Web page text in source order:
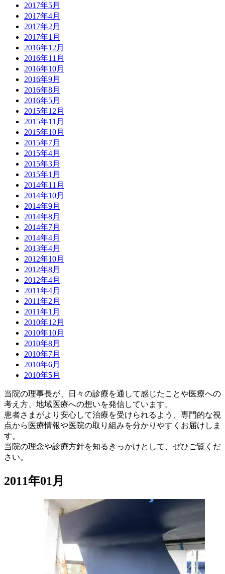
2017年5月
2017年4月
2017年2月
2017年1月
2016年12月
2016年11月
2016年10月
2016年9月
2016年8月
2016年5月
2015年12月
2015年11月
2015年10月
2015年7月
2015年4月
2015年3月
2015年1月
2014年11月
2014年10月
2014年9月
2014年8月
2014年7月
2014年4月
2013年4月
2012年10月
2012年8月
2012年4月
2011年4月
2011年2月
2011年1月
2010年12月
2010年10月
2010年8月
2010年7月
2010年6月
2010年5月
当院の理事長が、日々の診療を通して感じたことや医療への
考え方、地域医療への想いを発信しています。
患者さまがより安心して治療を受けられるよう、専門的な視
点から医療情報や医院の取り組みを分かりやすくお届けしま
す。
当院の理念や診療方針を知るきっかけとして、ぜひご覧くだ
さい。
2011年01月